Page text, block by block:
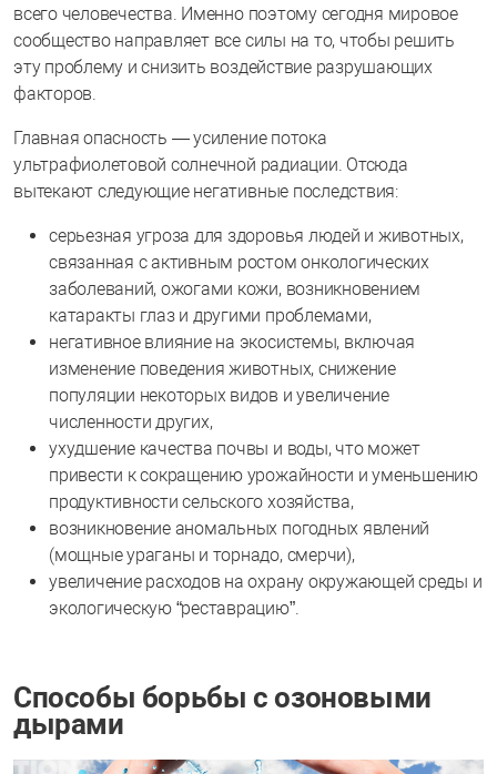
всего человечества. Именно поэтому сегодня мировое
сообщество направляет все силы на то, чтобы решить
эту проблему и снизить воздействие разрушающих
факторов.
Главная опасность — усиление потока
ультрафиолетовой солнечной радиации. Отсюда
вытекают следующие негативные последствия:
серьезная угроза для здоровья людей и животных,
связанная с активным ростом онкологических
заболеваний, ожогами кожи, возникновением
катаракты глаз и другими проблемами,
негативное влияние на экосистемы, включая
изменение поведения животных, снижение
популяции некоторых видов и увеличение
численности других,
ухудшение качества почвы и воды, что может
привести к сокращению урожайности и уменьшению
продуктивности сельского хозяйства,
возникновение аномальных погодных явлений
(мощные ураганы и торнадо, смерчи),
увеличение расходов на охрану окружающей среды и
экологическую “реставрацию”.
Способы борьбы с озоновыми
дырами